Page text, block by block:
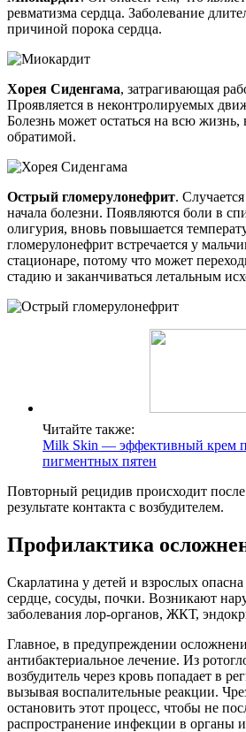
ревматизма сердца. Заболевание
причиной порока сердца.
Хорея Сиденгама, затрагивающая
Проявляется в неконтролируемых
Болезнь может остаться на всю
обратимой.
Острый гломерулонефрит.
начала болезни. Появляются боли в
олигурия, вновь повышается
гломерулонефрит встречается у
стационаре, потому что может
стадию и заканчиваться летальным
Читайте также:
Milk Skin — эффективный крем
пигментных пятен
Повторный рецидив происходит
результате контакта с возбудителем.
Профилактика
Скарлатина у детей и взрослых
сердце, сосуды, почки. Возникают
заболевания лор-органов, ЖКТ,
Главное, в предупреждении
антибактериальное лечение. Из
возбудитель через кровь попадает в
вызывая воспалительные реакции.
остановить этот процесс, чтобы не
распространение инфекции в органы